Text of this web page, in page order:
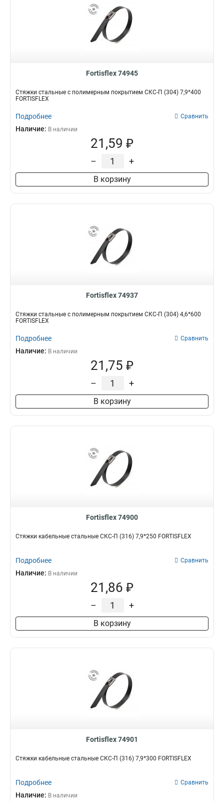
Fortisflex 74945
Стяжки стальные с полимерным покрытием СКС-П (304) 7,9*400
FORTISFLEX
Подробнее Сравнить
Наличие: В наличии
21,59 ₽
– +
В корзину
Fortisflex 74937
Стяжки стальные с полимерным покрытием СКС-П (304) 4,6*600
FORTISFLEX
Подробнее Сравнить
Наличие: В наличии
21,75 ₽
– +
В корзину
Fortisflex 74900
Стяжки кабельные стальные СКС-П (316) 7,9*250 FORTISFLEX
Подробнее Сравнить
Наличие: В наличии
21,86 ₽
– +
В корзину
Fortisflex 74901
Стяжки кабельные стальные СКС-П (316) 7,9*300 FORTISFLEX
Подробнее Сравнить
Наличие: В наличии